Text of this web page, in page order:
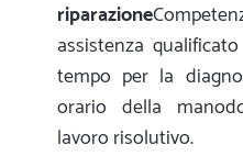
riparazione
assistenza
tempo per la
orario della
lavoro risolutivo.